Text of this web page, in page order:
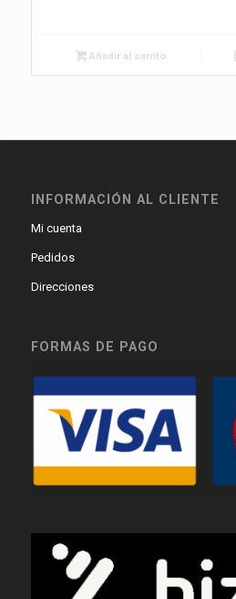
Añadir al carrito
INFORMACIÓN AL CLIENTE
Mi cuenta
Pedidos
Direcciones
FORMAS DE PAGO